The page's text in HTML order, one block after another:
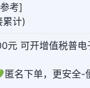
考]
计)
元 可开增值税普电
匿名下单，更安全-